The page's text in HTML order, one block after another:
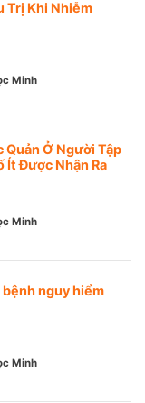
Trị Khi Nhiễm
Minh
Quản Ở Người Tập
Ít Được Nhận Ra
Minh
bệnh nguy hiểm
Minh